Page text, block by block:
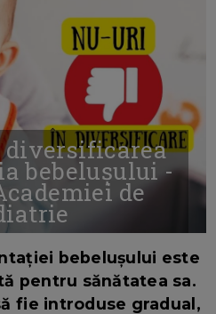
diversificarea
bebelușului -
de
bebelușului este
pentru sănătatea sa.
fie introduse gradual,